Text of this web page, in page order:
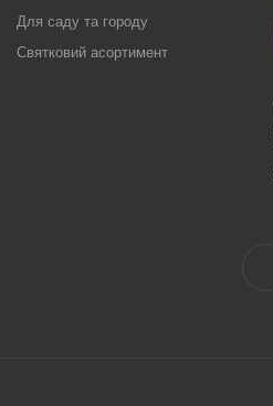
Для саду та городу
Святковий асортимент